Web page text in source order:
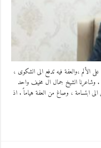
الألم ،والعفة فيه تدفع الى الشكوى ،
. وشاعرنا الشيخ جمال ال مخيف واحد
الى ابتسامة ، وصاغ من العفة هياماً . اذ